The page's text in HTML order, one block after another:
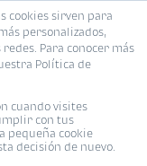
cookies sirven para
personalizados,
Para conocer más
Política de
cuando visites
con tus
pequeña cookie
decisión de nuevo.